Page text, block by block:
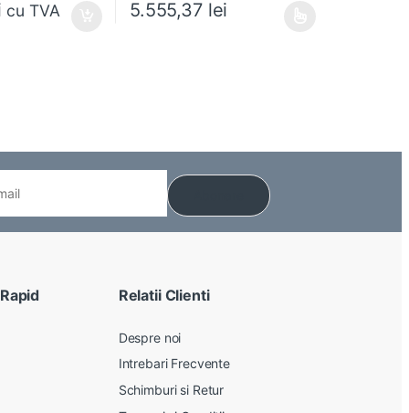
cu TVA 5.555,37 lei
Relatii Clienti
Despre noi
Intrebari Frecvente
Schimburi si Retur